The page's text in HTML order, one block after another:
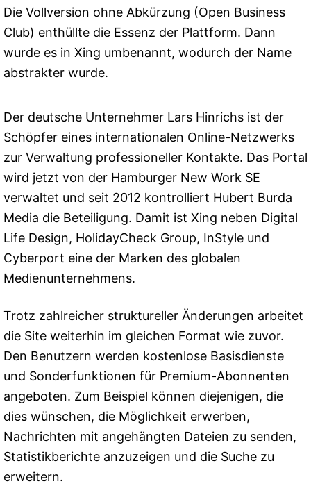
Die Vollversion ohne Abkürzung (Open Business
Club) enthüllte die Essenz der Plattform. Dann
wurde es in Xing umbenannt, wodurch der Name
abstrakter wurde.
Der deutsche Unternehmer Lars Hinrichs ist der
Schöpfer eines internationalen Online-Netzwerks
zur Verwaltung professioneller Kontakte. Das Portal
wird jetzt von der Hamburger New Work SE
verwaltet und seit 2012 kontrolliert Hubert Burda
Media die Beteiligung. Damit ist Xing neben Digital
Life Design, HolidayCheck Group, InStyle und
Cyberport eine der Marken des globalen
Medienunternehmens.
Trotz zahlreicher struktureller Änderungen arbeitet
die Site weiterhin im gleichen Format wie zuvor.
Den Benutzern werden kostenlose Basisdienste
und Sonderfunktionen für Premium-Abonnenten
angeboten. Zum Beispiel können diejenigen, die
dies wünschen, die Möglichkeit erwerben,
Nachrichten mit angehängten Dateien zu senden,
Statistikberichte anzuzeigen und die Suche zu
erweitern.